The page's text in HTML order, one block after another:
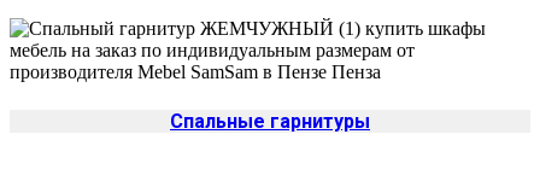
Спальные гарнитуры